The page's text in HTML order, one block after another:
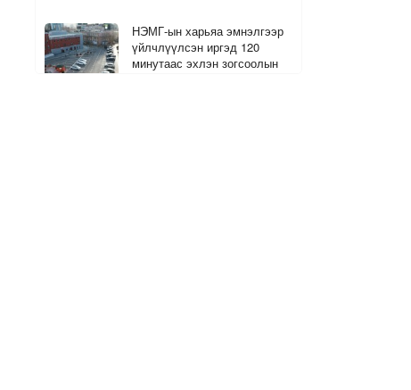
НЭМГ-ын харьяа эмнэлгээр
үйлчлүүлсэн иргэд 120
минутаас эхлэн зогсоолын